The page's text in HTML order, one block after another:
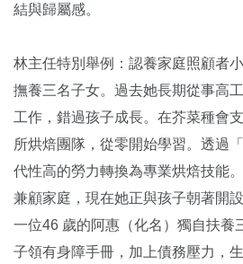
結與歸屬感。
林主任特別舉例：認養家庭照顧者
撫養三名子女。過去她長期從事高
工作，錯過孩子成長。在芥菜種會
所烘焙團隊，從零開始學習。透過
代性高的勞力轉換為專業烘焙技能
兼顧家庭，現在她正與孩子朝著開
一位46 歲的阿惠（化名）獨自扶養
子領有身障手冊，加上債務壓力，